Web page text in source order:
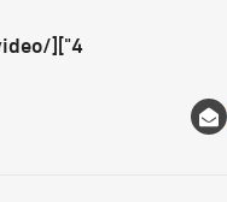
4"][/video]